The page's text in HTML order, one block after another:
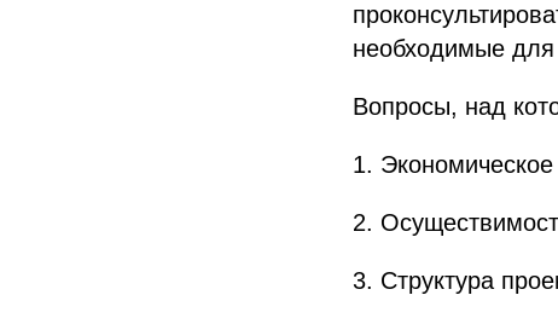
необходимые для
Вопросы, над
1.
2.
3. Структура